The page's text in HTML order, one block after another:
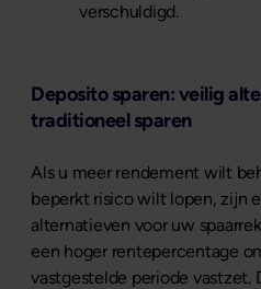
verschuldigd.
Deposito sparen: veilig
traditioneel sparen
Als u meer rendement wilt
beperkt risico wilt lopen, zijn
alternatieven voor uw
een hoger rentepercentage
vastgestelde periode vastzet.